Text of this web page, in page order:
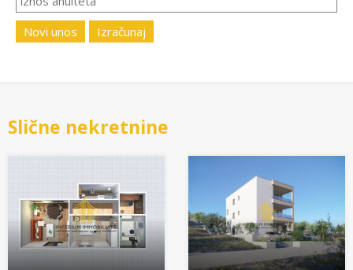
Novi unos Izračunaj
Slične nekretnine